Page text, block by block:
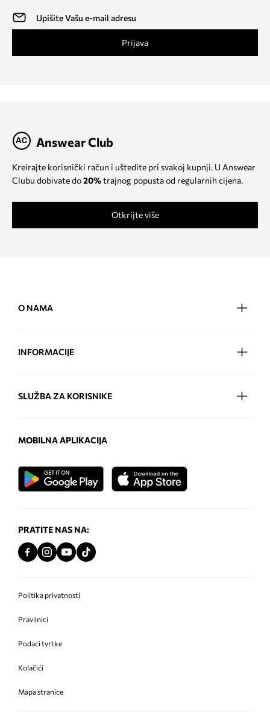
Prijava
Answear Club
Kreirajte korisnički račun i uštedite pri svakoj kupnji. U Answear
Clubu dobivate do20%trajnog popusta od regularnih cijena.
Otkrijte više
O NAMA
INFORMACIJE
SLUŽBA ZA KORISNIKE
MOBILNA APLIKACIJA
PRATITE NAS NA:
Politika privatnosti
Pravilnici
Podaci tvrtke
Kolačići
Mapa stranice